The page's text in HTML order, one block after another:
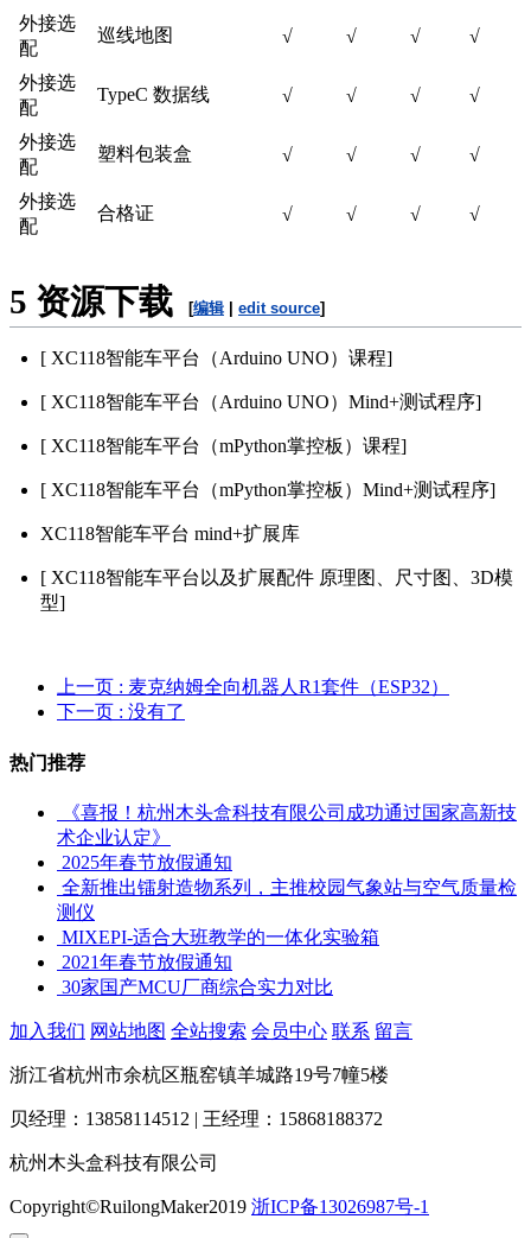
外接选
配
巡线地图 √ √ √ √
外接选
配
TypeC 数据线 √ √ √ √
外接选
配
塑料包装盒 √ √ √ √
外接选
配
合格证 √ √ √ √
5 资源下载 [编辑 edit source]
[ XC118智能车平台（Arduino UNO）课程]
[ XC118智能车平台（Arduino UNO）Mind+测试程序]
[ XC118智能车平台（mPython掌控板）课程]
[ XC118智能车平台（mPython掌控板）Mind+测试程序]
XC118智能车平台 mind+扩展库
[ XC118智能车平台以及扩展配件 原理图、尺寸图、3D模
型]
上一页 : 麦克纳姆全向机器人R1套件（ESP32）
下一页 : 没有了
热门推荐
《喜报！杭州木头盒科技有限公司成功通过国家高新技
术企业认定》
2025年春节放假通知
全新推出镭射造物系列，主推校园气象站与空气质量检
测仪
MIXEPI-适合大班教学的一体化实验箱
2021年春节放假通知
30家国产MCU厂商综合实力对比
加入我们 网站地图 全站搜索 会员中心 联系 留言
浙江省杭州市余杭区瓶窑镇羊城路19号7幢5楼
贝经理：13858114512 | 王经理：15868188372
杭州木头盒科技有限公司
Copyright©RuilongMaker2019 浙ICP备13026987号-1